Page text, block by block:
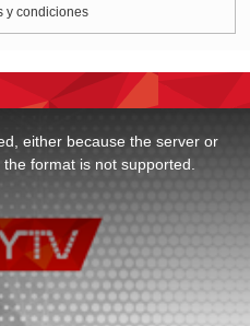
y condiciones
either because the server or
format is not supported.